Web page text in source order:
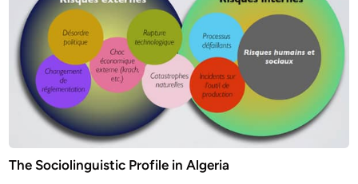
The Sociolinguistic Profile in Algeria